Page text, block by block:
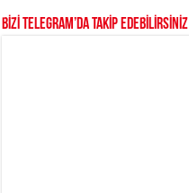
BİZİ TELEGRAM’DA TAKİP EDEBİLİRSİNİZ